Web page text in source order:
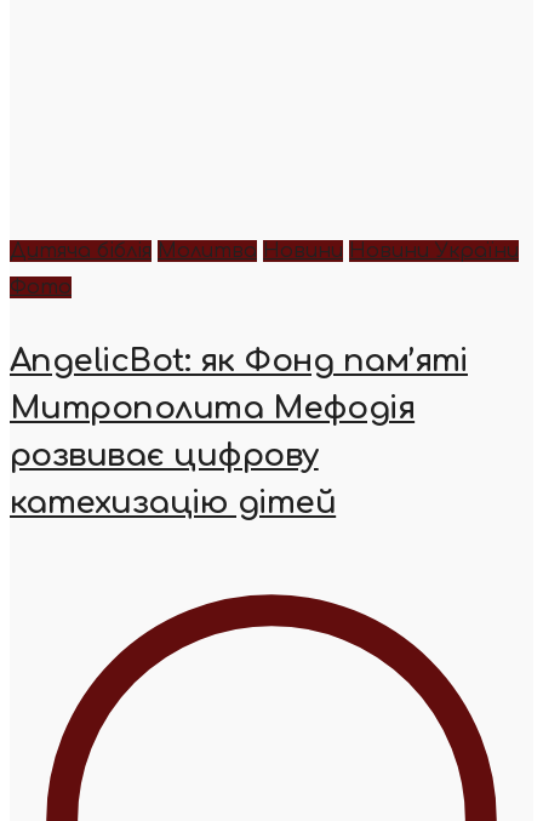
Дитяча біблія Молитва Новини Новини України
Фото
AngelicBot: як Фонд пам’яті
Митрополита Мефодія
розвиває цифрову
катехизацію дітей